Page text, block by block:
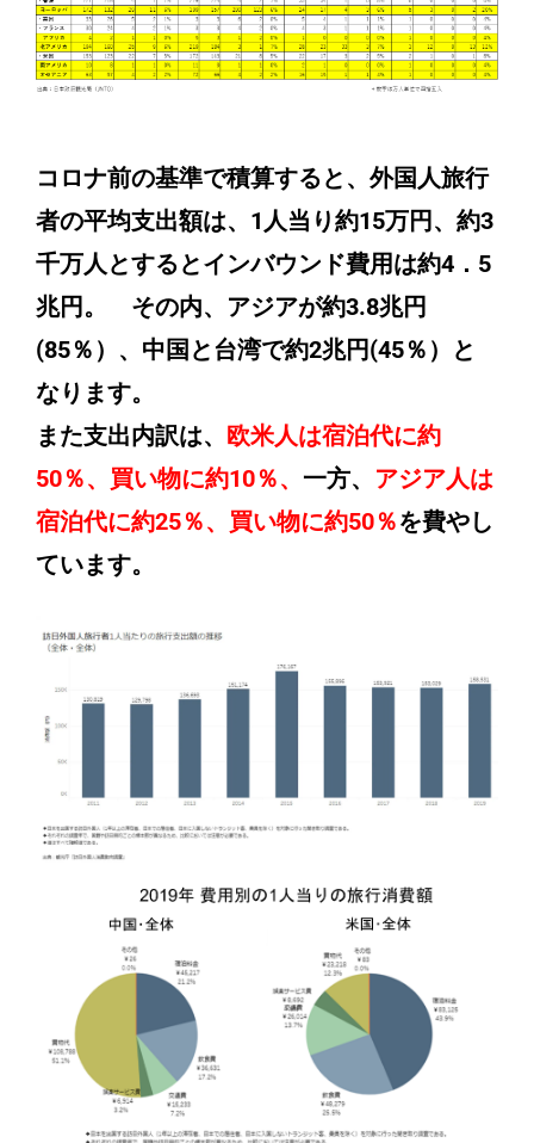
コロナ前の基準で積算すると、外国人旅行
者の平均支出額は、1人当り約15万円、約3
千万人とするとインバウンド費用は約4．5
兆円。
その内、アジアが約3.8兆円
(85％）、中国と台湾で約2兆円(45％）と
なります。
また支出内訳は、 欧米人は宿泊代に約
50％、買い物に約10％、 一方、 アジア人は
宿泊代に約25％、買い物に約50％を費やし
ています。